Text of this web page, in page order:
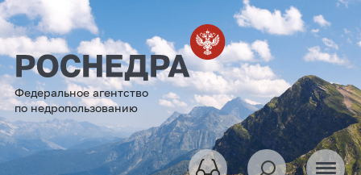
Федеральное агентство
по недропользованию